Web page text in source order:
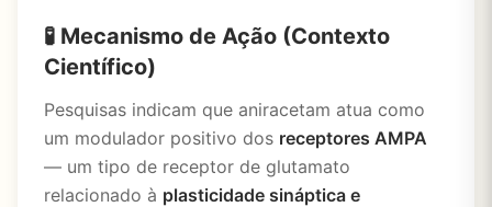
🧪 Mecanismo de Ação (Contexto
Científico)
Pesquisas indicam que aniracetam atua como
um modulador positivo dos receptores AMPA
— um tipo de receptor de glutamato
relacionado à plasticidade sináptica e